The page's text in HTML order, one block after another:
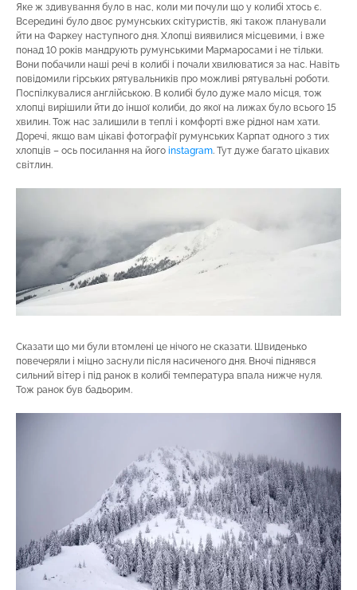
Яке ж здивування було в нас, коли ми почули що у колибі хтось є.
Всередині було двоє румунських скітуристів, які також планували
йти на Фаркеу наступного дня. Хлопці виявилися місцевими, і вже
понад 10 років мандрують румунськими Мармаросами і не тільки.
Вони побачили наші речі в колибі і почали хвилюватися за нас. Навіть
повідомили гірських рятувальників про можливі рятувальні роботи.
Поспілкувалися англійською. В колибі було дуже мало місця, тож
хлопці вирішили йти до іншої колиби, до якої на лижах було всього 15
хвилин. Тож нас залишили в теплі і комфорті вже рідної нам хати.
Доречі, якщо вам цікаві фотографії румунських Карпат одного з тих
хлопців – ось посилання на його instagram. Тут дуже багато цікавих
світлин.
Сказати що ми були втомлені це нічого не сказати. Швиденько
повечеряли і міцно заснули після насиченого дня. Вночі піднявся
сильний вітер і під ранок в колибі температура впала нижче нуля.
Тож ранок був бадьорим.